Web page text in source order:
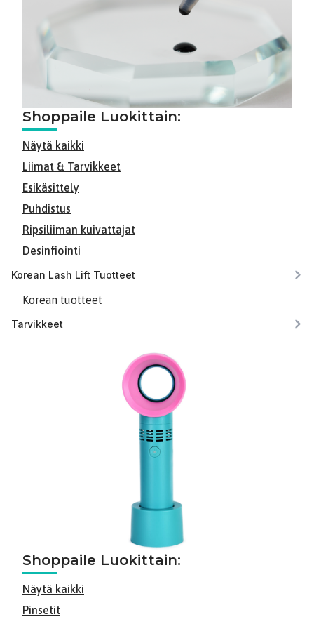
Shoppaile Luokittain:
Näytä kaikki
Liimat & Tarvikkeet
Esikäsittely
Puhdistus
Ripsiliiman kuivattajat
Desinfiointi
Korean Lash Lift Tuotteet
Korean tuotteet
Tarvikkeet
Shoppaile Luokittain:
Näytä kaikki
Pinsetit